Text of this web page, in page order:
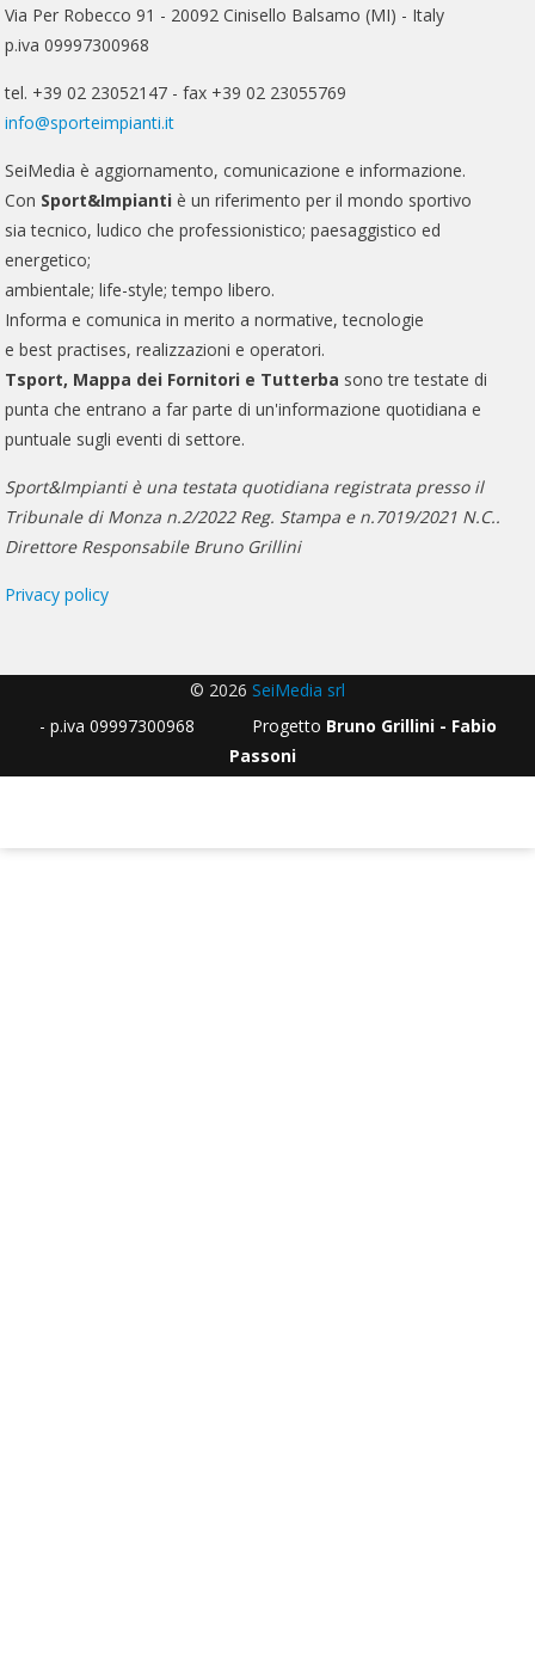
Via Per Robecco 91 - 20092 Cinisello Balsamo (MI) - Italy
p.iva 09997300968
tel. +39 02 23052147 - fax +39 02 23055769
info@sporteimpianti.it
SeiMedia è aggiornamento, comunicazione e informazione.
Con Sport&Impianti è un riferimento per il mondo sportivo
sia tecnico, ludico che professionistico; paesaggistico ed
energetico;
ambientale; life-style; tempo libero.
Informa e comunica in merito a normative, tecnologie
e best practises, realizzazioni e operatori.
Tsport, Mappa dei Fornitori e Tutterba sono tre testate di
punta che entrano a far parte di un'informazione quotidiana e
puntuale sugli eventi di settore.
Sport&Impianti è una testata quotidiana registrata presso il
Tribunale di Monza n.2/2022 Reg. Stampa e n.7019/2021 N.C..
Direttore Responsabile Bruno Grillini
Privacy policy
© 2026 SeiMedia srl
- p.iva 09997300968 Progetto Bruno Grillini - Fabio
Passoni